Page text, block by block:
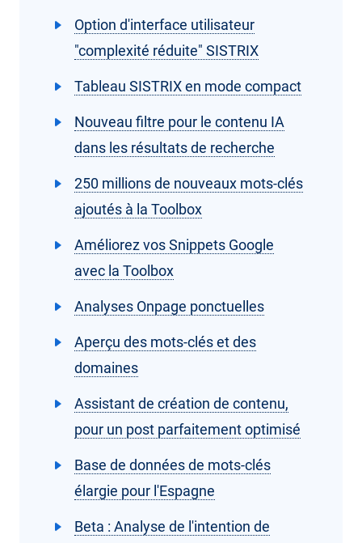
Option d'interface utilisateur
"complexité réduite" SISTRIX
Tableau SISTRIX en mode compact
Nouveau filtre pour le contenu IA
dans les résultats de recherche
250 millions de nouveaux mots-clés
ajoutés à la Toolbox
Améliorez vos Snippets Google
avec la Toolbox
Analyses Onpage ponctuelles
Aperçu des mots-clés et des
domaines
Assistant de création de contenu,
pour un post parfaitement optimisé
Base de données de mots-clés
élargie pour l'Espagne
Beta : Analyse de l'intention de